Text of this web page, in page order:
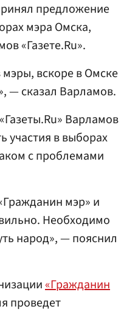
предложение
мэра Омска,
«Газете.Ru».
вскоре в Омске
— сказал Варламов.
Варламов
участия в выборах
с проблемами
мэр» и
Необходимо
народ», — пояснил
«Гражданин
проведет